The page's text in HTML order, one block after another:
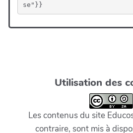
se"}}
Utilisation des
Les contenus du site
contraire, sont mis à